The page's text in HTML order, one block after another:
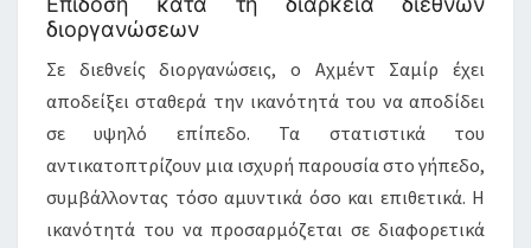
διοργανώσεων
Σε διεθνείς διοργανώσεις, ο Αχμέντ Σαμίρ έχει
αποδείξει σταθερά την ικανότητά του να αποδίδει
σε υψηλό επίπεδο. Τα στατιστικά του
αντικατοπτρίζουν μια ισχυρή παρουσία στο γήπεδο,
συμβάλλοντας τόσο αμυντικά όσο και επιθετικά. Η
ικανότητά του να προσαρμόζεται σε διαφορετικά